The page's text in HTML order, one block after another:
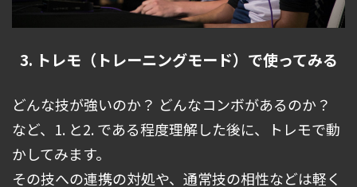
3. トレモ（トレーニングモード）で使ってみる
どんな技が強いのか？ どんなコンボがあるのか？
など、1. と2. である程度理解した後に、トレモで動
かしてみます。
その技への連携の対処や、通常技の相性などは軽く